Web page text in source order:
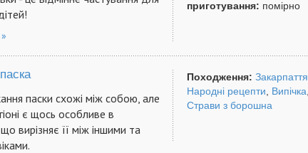
приготування: помірно
Походження: Закарпаття
Народні рецепти
Випічка
Страви з борошна
паски схожі між собою, але
є щось особливе в
вирізняє її між іншими та